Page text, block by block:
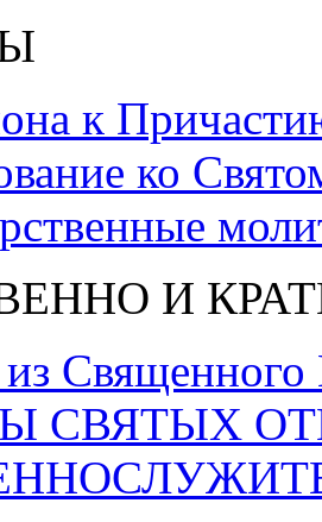
к
ко
И
Священного
СВЯТЫХ